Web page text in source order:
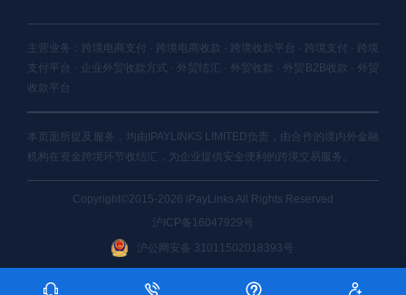
主营业务：跨境电商支付 · 跨境电商收款 · 跨境收款平台 · 跨境支付 · 跨境
支付平台 · 企业外贸收款方式 · 外贸结汇 · 外贸收款 · 外贸B2B收款 · 外贸
收款平台
本页面所提及服务，均由IPAYLINKS LIMITED负责，由合作的境内外金融
机构在资金跨境环节收结汇，为企业提供安全便利的跨境交易服务。
Copyright©2015-2026 iPayLinks All Rights Reserved
沪ICP备16047929号
沪公网安备 31011502018393号